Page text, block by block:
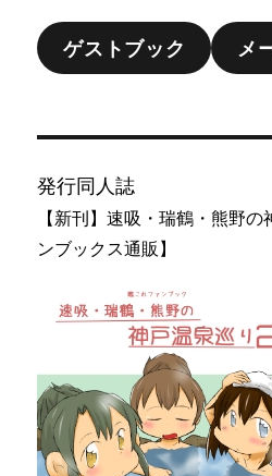
ゲストブック メ
発行同人誌
【新刊】速吸・瑞鶴・熊野
ンブックス通販】